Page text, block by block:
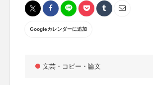
Googleカレンダーに追加
文芸・コピー・論文